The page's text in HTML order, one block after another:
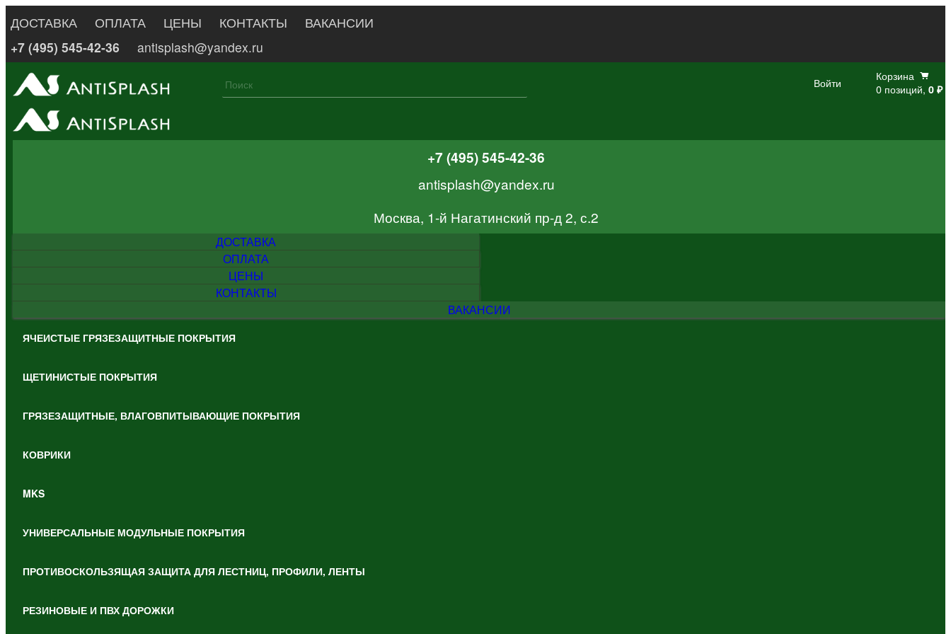
ДОСТАВКА ОПЛАТА ЦЕНЫ КОНТАКТЫ
ВАКАНСИИ
+7 (495) 545-42-36
antisplash@yandex.ru
Войти
Корзина
0 позиций, 0 ₽
+7 (495) 545-42-36
antisplash@yandex.ru
Москва, 1-й Нагатинский пр-д 2, с.2
ДОСТАВКА
ОПЛАТА
ЦЕНЫ
КОНТАКТЫ
ВАКАНСИИ
ЯЧЕИСТЫЕ ГРЯЗЕЗАЩИТНЫЕ ПОКРЫТИЯ
ЩЕТИНИСТЫЕ ПОКРЫТИЯ
ГРЯЗЕЗАЩИТНЫЕ, ВЛАГОВПИТЫВАЮЩИЕ ПОКРЫТИЯ
КОВРИКИ
MKS
УНИВЕРСАЛЬНЫЕ МОДУЛЬНЫЕ ПОКРЫТИЯ
ПРОТИВОСКОЛЬЗЯЩАЯ ЗАЩИТА ДЛЯ ЛЕСТНИЦ, ПРОФИЛИ, ЛЕНТЫ
РЕЗИНОВЫЕ И ПВХ ДОРОЖКИ